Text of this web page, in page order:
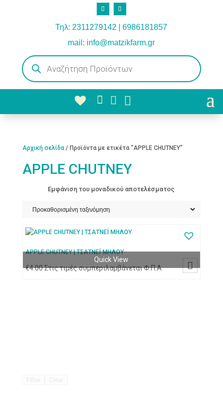
Τηλ: 2311279142 | 6986181857
mail: info@matzikfarm.gr
Products
search
  
Αρχική σελίδα/ Προϊόντα με ετικέτα “APPLE CHUTNEY”
APPLE CHUTNEY
Εμφάνιση του μοναδικού αποτελέσματος
APPLE CHUTNEY | ΤΣΑΤΝΕΪ ΜΗΛΟΥ
€4.00Στις τιμές συμπεριλαμβάνεται Φ.Π.Α
Quick View
